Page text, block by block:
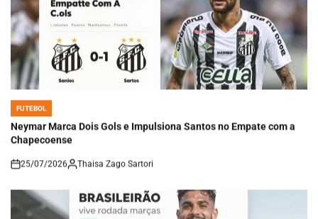
POSTED
IN
FUTEBOL
Neymar Marca Dois Gols e Impulsiona Santos no Empate com a
Chapecoense
on